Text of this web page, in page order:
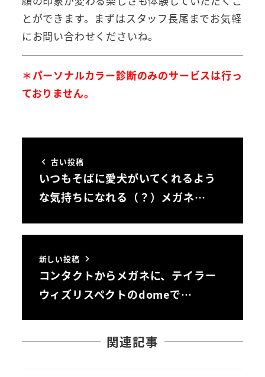
とができます。まずはスタッフ長尾までお気軽
にお問い合わせくださいね。
＊パーソナルカラー診断のみのサービスは行っ
ておりません。
古い投稿
いつもそばに愛犬がいてくれるよう
な気持ちになれる（？）メガネ…
新しい投稿
コンタクトからメガネに、テイラー
ウィズリスペクトのdomeで…
関連記事